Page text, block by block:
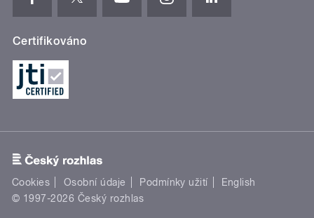
Certifikováno
Cookies Osobní údaje Podmínky užití
English
© 1997-2026 Český rozhlas